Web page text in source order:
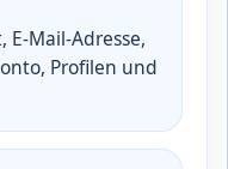
Mail-Adresse,
Profilen und